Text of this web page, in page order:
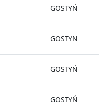
GOSTYŃ
GOSTYN
GOSTYŃ
GOSTYŃ